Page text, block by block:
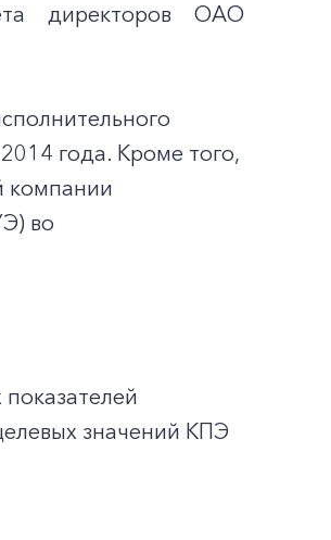
директоров ОАО
года. Кроме того,
компании
во
значений КПЭ